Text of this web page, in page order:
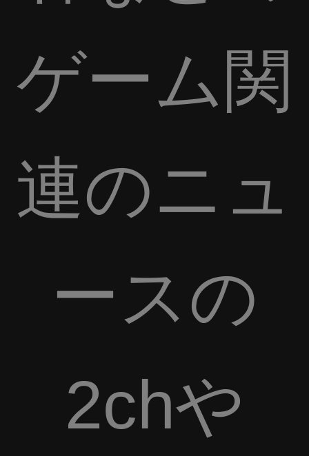
ゲーム関
連のニュ
ースの
2chや